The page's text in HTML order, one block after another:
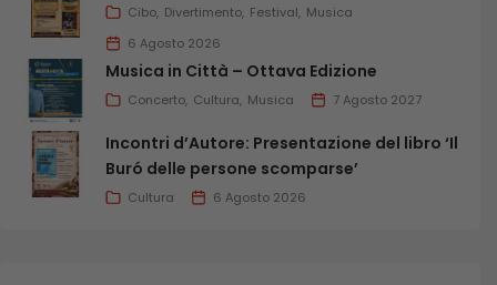
Cibo Divertimento Festival Musica
6 Agosto 2026
Musica in Città – Ottava Edizione
Concerto Cultura Musica 7 Agosto 2027
Incontri d’Autore: Presentazione del libro ‘Il
Buró delle persone scomparse’
Cultura 6 Agosto 2026